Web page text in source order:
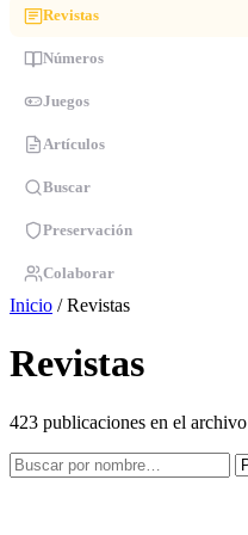
Revistas
Números
Juegos
Artículos
Buscar
Preservación
Colaborar
Inicio / Revistas
Revistas
423 publicaciones en el archivo